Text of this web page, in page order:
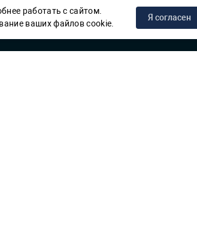
работать с сайтом.
ваших файлов cookie.
Я согласен